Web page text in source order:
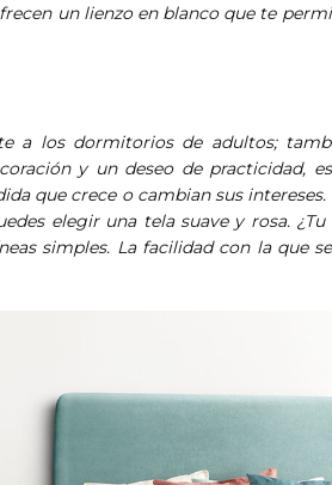
un lienzo en blanco que te
a los dormitorios de adultos;
y un deseo de practicidad,
que crece o cambian sus intereses.
elegir una tela suave y rosa.
simples. La facilidad con la que